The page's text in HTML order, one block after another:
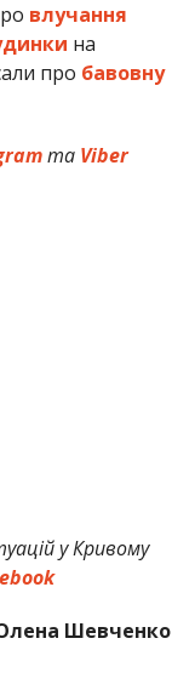
влучання
на
про бавовну
та Viber
у Кривому
Шевченко